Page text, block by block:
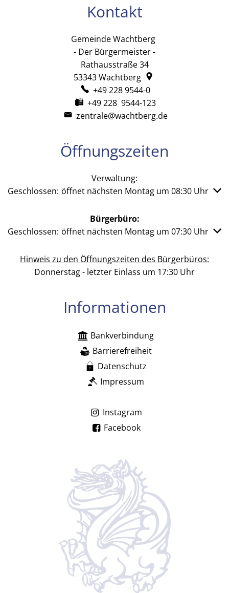
Kontakt
Gemeinde Wachtberg
- Der Bürgermeister -
Rathausstraße 34
53343Wachtberg
+49 228 9544-0
+49 228 9544-123
zentrale@wachtberg.de
Öffnungszeiten
Verwaltung:
Klicken, um weitere Öffnungs- oder Schließzeiten
Geschlossen: öffnet nächsten Montag um 08:30 Uhr
Bürgerbüro:
Klicken, um weitere Öffnungs- oder Schließzeiten
Geschlossen: öffnet nächsten Montag um 07:30 Uhr
Hinweis zu den Öffnungszeiten des Bürgerbüros:
Donnerstag - letzter Einlass um 17:30 Uhr
Informationen
Bankverbindung
Barrierefreiheit
Datenschutz
Impressum
Instagram
Facebook